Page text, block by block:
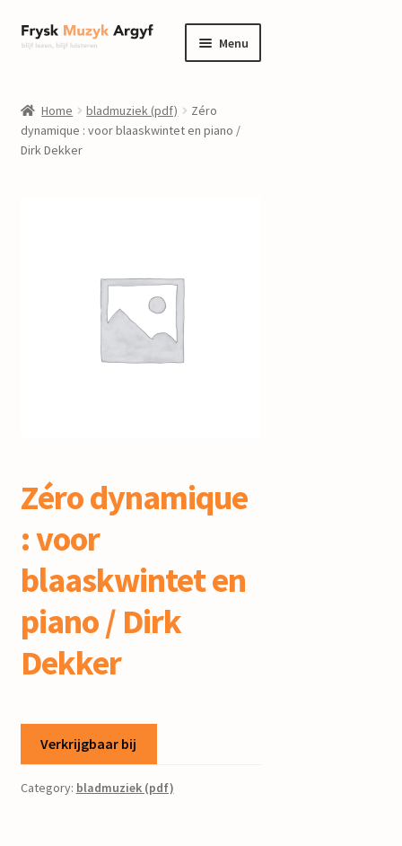
Ga
door
navigatie
Ga
naar
inhoud
Menu
informatie
Submenu
Home bladmuziek (pdf)
Zéro
dynamique : voor blaaskwintet en piano /
Dirk Dekker
Zéro dynamique
: voor
blaaskwintet en
piano / Dirk
Dekker
Verkrijgbaar bij
Category: bladmuziek (pdf)